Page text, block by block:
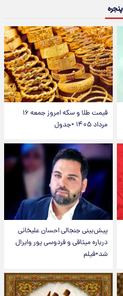
پنجره
قیمت طلا و سکه امروز جمعه ۱۶
مرداد ۱۴۰۵ +جدول
پیش‌بینی جنجالی احسان علیخانی
درباره میثاقی و فردوسی پور وایرال
شد+فیلم